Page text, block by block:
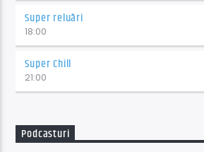
Super reluări
18:00
Super Chill
21:00
Podcasturi